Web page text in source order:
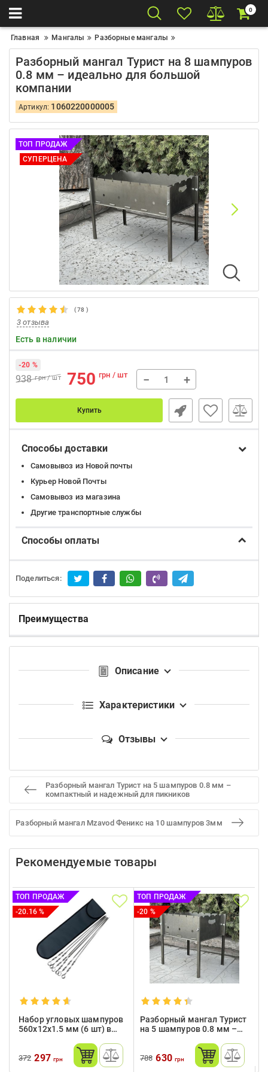
0
Главная Мангалы Разборные мангалы
Разборный мангал Турист на 8 шампуров
0.8 мм – идеально для большой
компании
Артикул: 1060220000005
ТОП ПРОДАЖ
СУПЕРЦЕНА
(78 )
3 отзыва
Есть в наличии
938 грн / шт 750 грн / шт
-20 %
− +
Купить
Способы доставки
Самовывоз из Новой почты
Курьер Новой Почты
Самовывоз из магазина
Другие транспортные службы
Способы оплаты
Поделиться:
Преимущества
Описание
Характеристики
Отзывы
Разборный мангал Турист на 5 шампуров 0.8 мм –
компактный и надежный для пикников
Разборный мангал Mzavod Феникс на 10 шампуров 3мм
Рекомендуемые товары
ТОП ПРОДАЖ
-20.16 %
Набор угловых шампуров
560х12х1.5 мм (6 шт) в
372 297грн
ТОП ПРОДАЖ
-20 %
Разборный мангал Турист
на 5 шампуров 0.8 мм –
для пикников
788 630грн